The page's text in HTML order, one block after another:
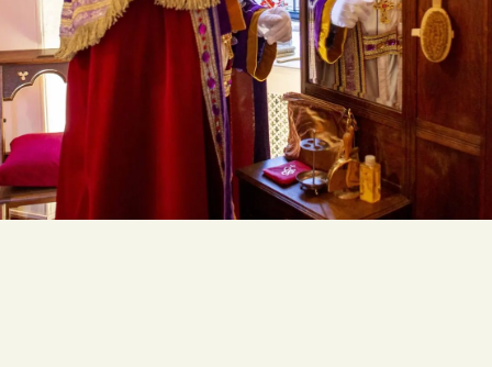
Toegangsprijzen
Lotingsronde
Schoolreis
Vier December
Groepsarrangement
Openingstijden
Toegankelijkheid
Route en parkeren
Vrijwilliger worden?
Inlog vrijwilligers
Vrijwilligers aan het woord